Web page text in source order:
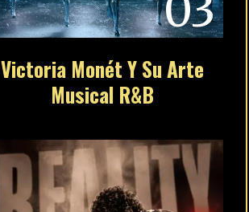
Victoria Monét Y Su Arte
Musical R&B